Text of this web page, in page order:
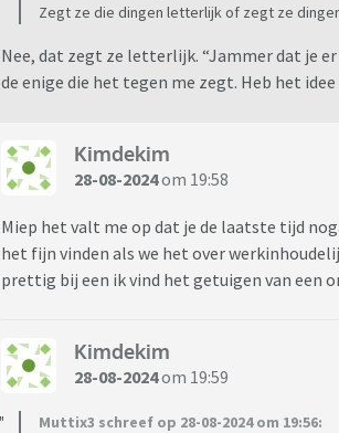
Zegt ze die dingen letterlijk of zegt ze
Nee, dat zegt ze letterlijk. “Jammer dat je
de enige die het tegen me zegt. Heb het
Kimdekim
28-08-2024om 19:58
Miep het valt me op dat je de laatste tijd
het fijn vinden als we het over
prettig bij een ik vind het getuigen van een
Kimdekim
28-08-2024om 19:59
Muttix3 schreef op 28-08-2024 om 19:56: